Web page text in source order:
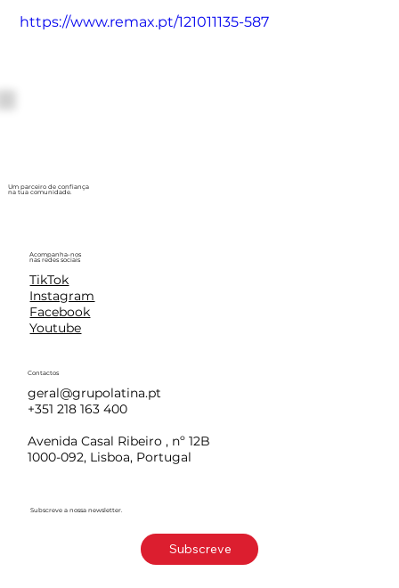
https://www.remax.pt/121011135-587
Um parceiro de confiança
na tua comunidade.
Acompanha-nos
nas redes sociais
TikTok
Instagram
Facebook
Youtube
Contactos
geral@grupolatina.pt
+351 218 163 400
Avenida Casal Ribeiro , nº 12B
1000-092, Lisboa, Portugal
Subscreve a nossa newsletter.
Subscreve